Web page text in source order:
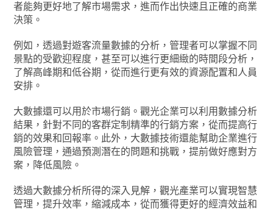
者能夠更好地了解市場需求，進而作出快速且正確的商業
決策。
例如，透過對遊客流量數據的分析，管理者可以掌握不同
景點的受歡迎程度，甚至可以進行更細緻的時間段分析，
了解高峰期和低谷期，從而進行更有效的資源配置和人員
安排。
大數據還可以用於市場行銷。觀光企業可以利用數據分析
結果，針對不同的客群定制精準的行銷方案，從而提高行
銷的效果和回報率。此外，大數據技術還能幫助企業進行
風險管理，通過預測潛在的問題和挑戰，提前做好應對方
案，降低風險。
透過大數據分析所得的深入見解，觀光產業可以實現智慧
管理，提升效率，縮減成本，從而獲得更好的經濟效益和